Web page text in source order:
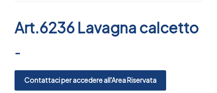
Art.6236 Lavagna calcetto
-
Contattaci per accedere all'Area Riservata